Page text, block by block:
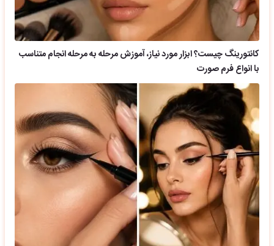
کانتورینگ چیست؟ ابزار مورد نیاز، آموزش مرحله به مرحله انجام متناسب
با انواع فرم صورت